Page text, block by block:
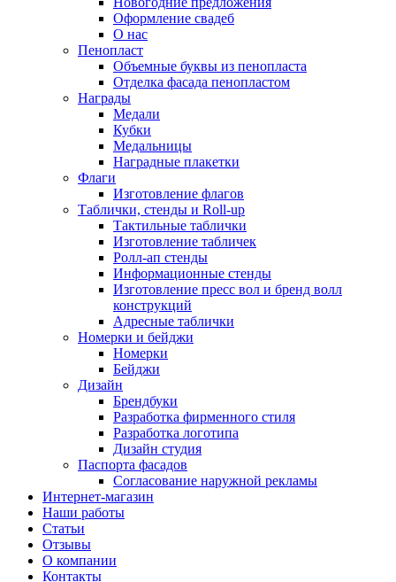
Оформление свадеб
О нас
Пенопласт
Объемные буквы из пенопласта
Отделка фасада пенопластом
Награды
Медали
Кубки
Медальницы
Наградные плакетки
Флаги
Изготовление флагов
Таблички, стенды и Roll-up
Тактильные таблички
Изготовление табличек
Ролл-ап стенды
Информационные стенды
Изготовление пресс вол и бренд волл
конструкций
Адресные таблички
Номерки и бейджи
Номерки
Бейджи
Дизайн
Брендбуки
Разработка фирменного стиля
Разработка логотипа
Дизайн студия
Паспорта фасадов
Согласование наружной рекламы
Интернет-магазин
Наши работы
Статьи
Отзывы
О компании
Контакты